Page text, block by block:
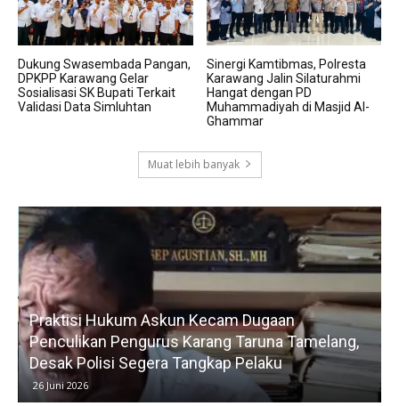
Dukung Swasembada Pangan,
DPKPP Karawang Gelar
Sosialisasi SK Bupati Terkait
Validasi Data Simluhtan
Sinergi Kamtibmas, Polresta
Karawang Jalin Silaturahmi
Hangat dengan PD
Muhammadiyah di Masjid Al-
Ghammar
Muat lebih banyak
Praktisi Hukum Askun Kecam Dugaan
Penculikan Pengurus Karang Taruna Tamelang,
Desak Polisi Segera Tangkap Pelaku
26 Juni 2026